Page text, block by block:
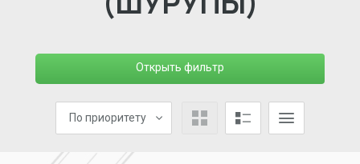
Открыть фильтр
По приоритету